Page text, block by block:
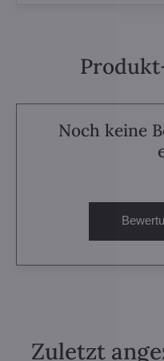
Noch keine
Zuletzt